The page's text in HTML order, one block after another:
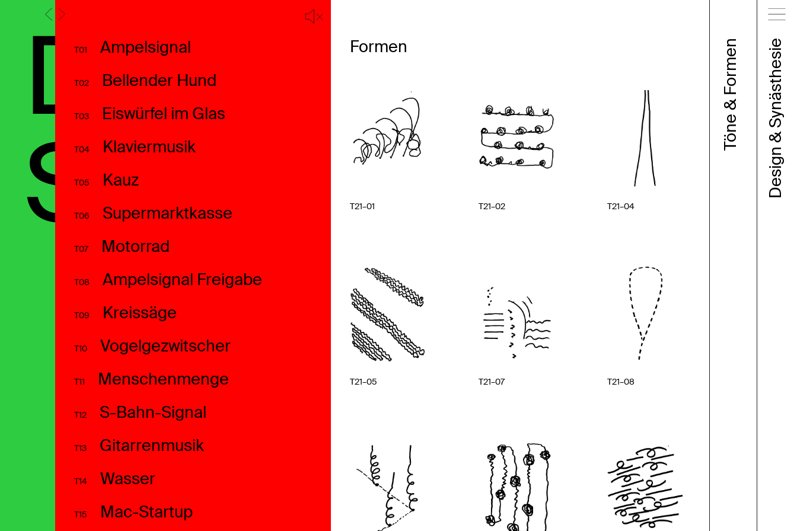
Design &
Synästhesie Design & Synästhesie
Töne & Formen
T01 Ampelsignal
T02 Bellender Hund
T03 Eiswürfel im Glas
T04 Klaviermusik
T05 Kauz
T06 Supermarktkasse
T07 Motorrad
T08 Ampelsignal Freigabe
T09 Kreissäge
T10 Vogelgezwitscher
T11 Menschenmenge
T12 S-Bahn-Signal
T13 Gitarrenmusik
T14 Wasser
T15 Mac-Startup
Formen
T21–01 T21–02 T21–04
T21–05 T21–07 T21–08